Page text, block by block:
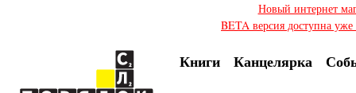
Новый интернет
BETA версия доступна
Книги Канцелярка